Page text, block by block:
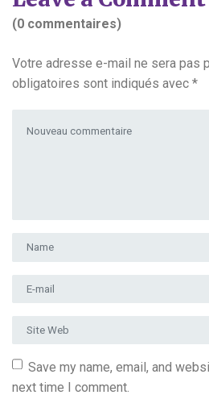
(0 commentaires)
Votre adresse e-mail ne sera pas
obligatoires sont indiqués avec *
Prénom et nom
Adresse e-mail
Site Web
Save my name, email, and
next time I comment.